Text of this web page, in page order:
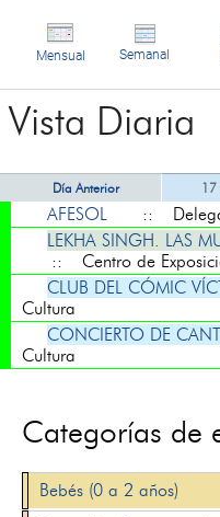
Mensual Semanal
Vista Diaria
Día Anterior 17
AFESOL
::
LEKHA SINGH. LAS
:: Centro de
CLUB DEL CÓMIC
Cultura
CONCIERTO DE
Cultura
Categorías de
Bebés (0 a 2 años)